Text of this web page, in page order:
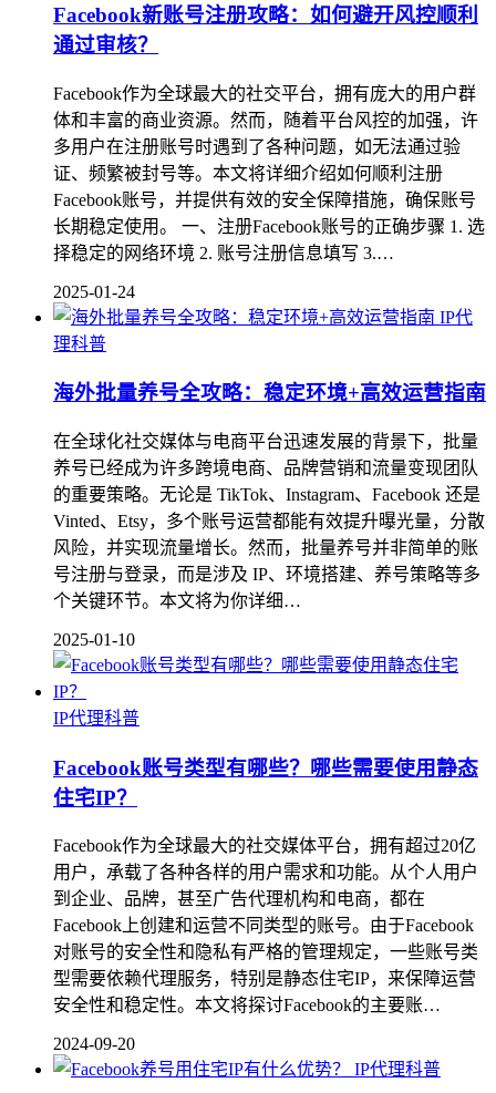
Facebook新账号注册攻略：如何避开风控顺利
通过审核？
Facebook作为全球最大的社交平台，拥有庞大的用户群
体和丰富的商业资源。然而，随着平台风控的加强，许
多用户在注册账号时遇到了各种问题，如无法通过验
证、频繁被封号等。本文将详细介绍如何顺利注册
Facebook账号，并提供有效的安全保障措施，确保账号
长期稳定使用。 一、注册Facebook账号的正确步骤 1. 选
择稳定的网络环境 2. 账号注册信息填写 3.…
2025-01-24
IP代
理科普
海外批量养号全攻略：稳定环境+高效运营指南
在全球化社交媒体与电商平台迅速发展的背景下，批量
养号已经成为许多跨境电商、品牌营销和流量变现团队
的重要策略。无论是 TikTok、Instagram、Facebook 还是
Vinted、Etsy，多个账号运营都能有效提升曝光量，分散
风险，并实现流量增长。然而，批量养号并非简单的账
号注册与登录，而是涉及 IP、环境搭建、养号策略等多
个关键环节。本文将为你详细…
2025-01-10
IP代理科普
Facebook账号类型有哪些？哪些需要使用静态
住宅IP？
Facebook作为全球最大的社交媒体平台，拥有超过20亿
用户，承载了各种各样的用户需求和功能。从个人用户
到企业、品牌，甚至广告代理机构和电商，都在
Facebook上创建和运营不同类型的账号。由于Facebook
对账号的安全性和隐私有严格的管理规定，一些账号类
型需要依赖代理服务，特别是静态住宅IP，来保障运营
安全性和稳定性。本文将探讨Facebook的主要账…
2024-09-20
IP代理科普